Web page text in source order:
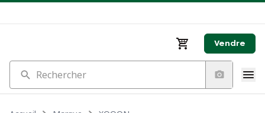
Vendre
Rechercher